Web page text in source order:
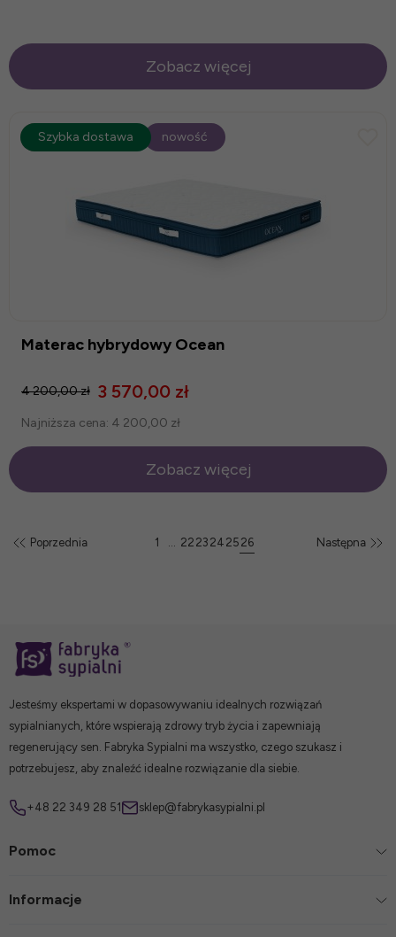
Zobacz więcej
Materac hybrydowy Ocean
3 570,00 zł
4 200,00 zł
Najniższa cena: 4 200,00 zł
Zobacz więcej
promocja-15% nowość
Szybka dostawa
Poprzednia 1 22 23 24 25 26 Następna
Jesteśmy ekspertami w dopasowywaniu idealnych rozwiązań
sypialnianych, które wspierają zdrowy tryb życia i zapewniają
regenerujący sen. Fabryka Sypialni ma wszystko, czego szukasz i
potrzebujesz, aby znaleźć idealne rozwiązanie dla siebie.
+48 22 349 28 51 sklep@fabrykasypialni.pl
Pomoc
Informacje